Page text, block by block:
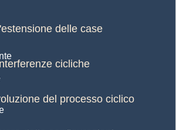
delle case
cicliche
del processo ciclico